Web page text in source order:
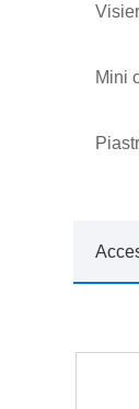
Mini